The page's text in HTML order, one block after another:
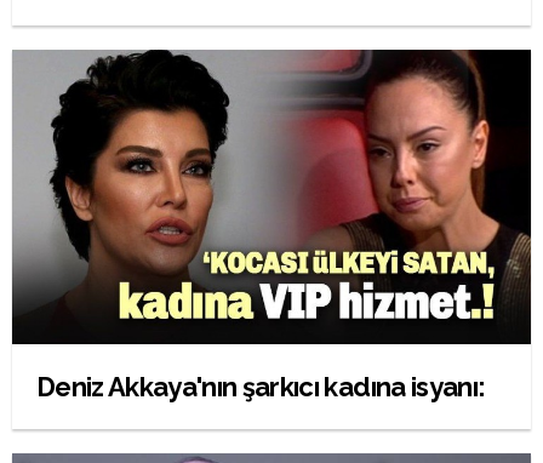
Deniz Akkaya'nın şarkıcı kadına isyanı: